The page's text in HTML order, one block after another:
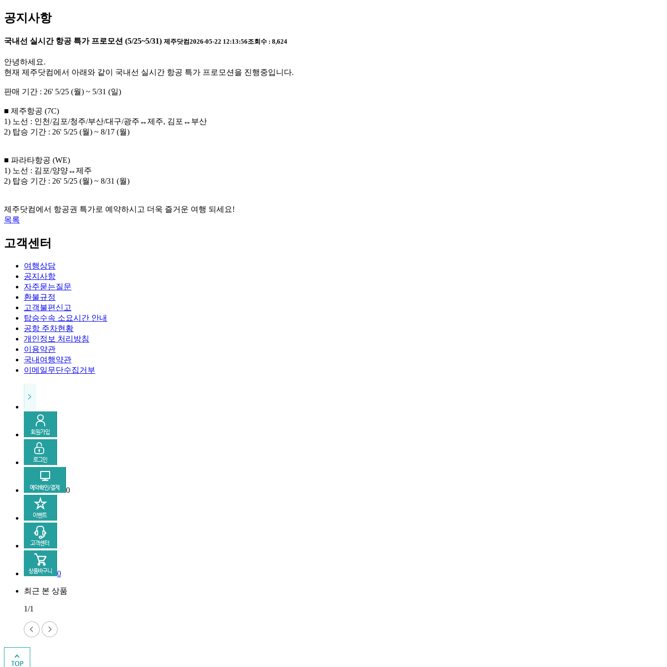
공지사항
국내선 실시간 항공 특가 프로모션 (5/25~5/31) 제주닷컴 2026-05-22 12:13:56조회수 : 8,624
안녕하세요.
현재 제주닷컴에서 아래와 같이 국내선 실시간 항공 특가 프로모션을 진행중입니다.
판매 기간 : 26' 5/25 (월) ~ 5/31 (일)
■ 제주항공 (7C)
1) 노선 : 인천/김포/청주/부산/대구/광주↔제주, 김포↔부산
2) 탑승 기간 : 26' 5/25 (월) ~ 8/17 (월)
■ 파라타항공 (WE)
1) 노선 : 김포/양양↔제주
2) 탑승 기간 : 26' 5/25 (월) ~ 8/31 (월)
제주닷컴에서 항공권 특가로 예약하시고 더욱 즐거운 여행 되세요!
목록
고객센터
여행상담
공지사항
자주묻는질문
환불규정
고객불편신고
탑승수속 소요시간 안내
공항 주차현황
개인정보 처리방침
이용약관
국내여행약관
이메일무단수집거부
0
0
최근 본 상품
1/1